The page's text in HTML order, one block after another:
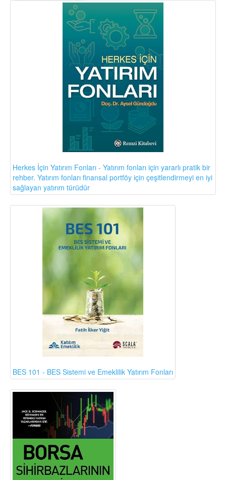
Herkes İçin Yatırım Fonları - Yatırım fonları için yararlı pratik bir
rehber. Yatırım fonları finansal portföy için çeşitlendirmeyi en iyi
sağlayan yatırım türüdür
BES 101 - BES Sistemi ve Emeklilik Yatırım Fonları